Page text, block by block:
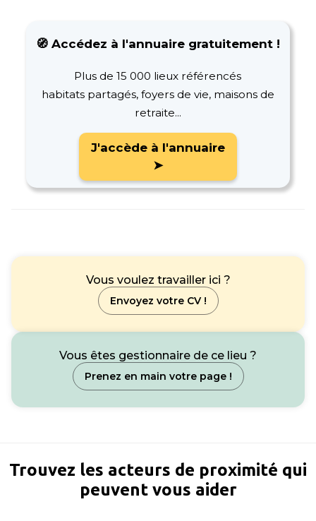
🧭 Accédez à l'annuaire gratuitement !
Plus de 15 000 lieux référencés
habitats partagés, foyers de vie, maisons de
retraite...
J'accède à l'annuaire
➤
Vous voulez travailler ici ?
Envoyez votre CV !
Vous êtes gestionnaire de ce lieu ?
Prenez en main votre page !
Trouvez les acteurs de proximité qui
peuvent vous aider